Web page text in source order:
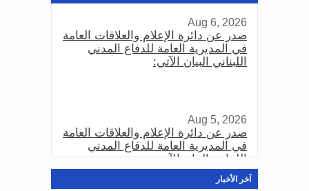
Aug 6, 2026
صدر عن دائرة الإعلام والعلاقات العامة
في المديرية العامة للدفاع المدني
اللبناني البيان الآتي:
Aug 5, 2026
صدر عن دائرة الإعلام والعلاقات العامة
في المديرية العامة للدفاع المدني
اللبناني البيان الآتي:
اَخر الأخبار